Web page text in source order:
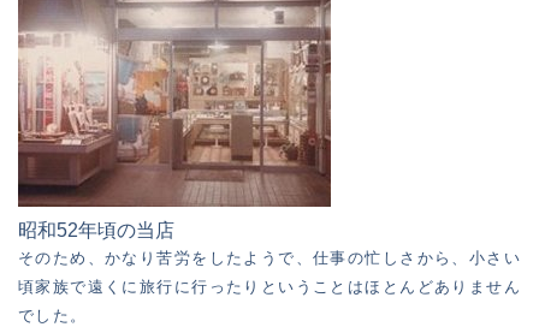
昭和52年頃の当店
そのため、かなり苦労をしたようで、仕事の忙しさから、小さい
頃家族で遠くに旅行に行ったりということはほとんどありません
でした。